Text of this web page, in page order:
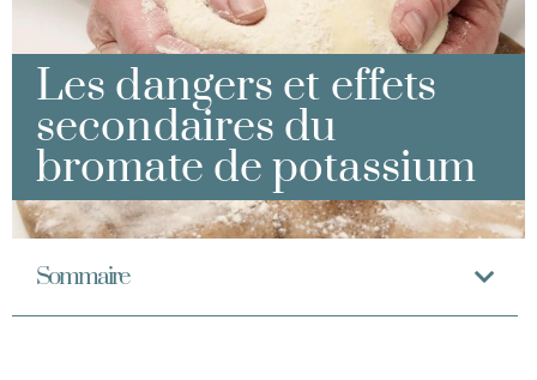
Les dangers et effets
secondaires du
bromate de potassium
Sommaire